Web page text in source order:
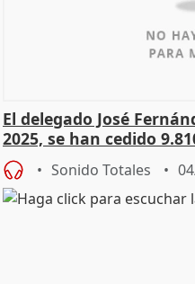
El delegado José
2025, se han cedido
Sonido Totales